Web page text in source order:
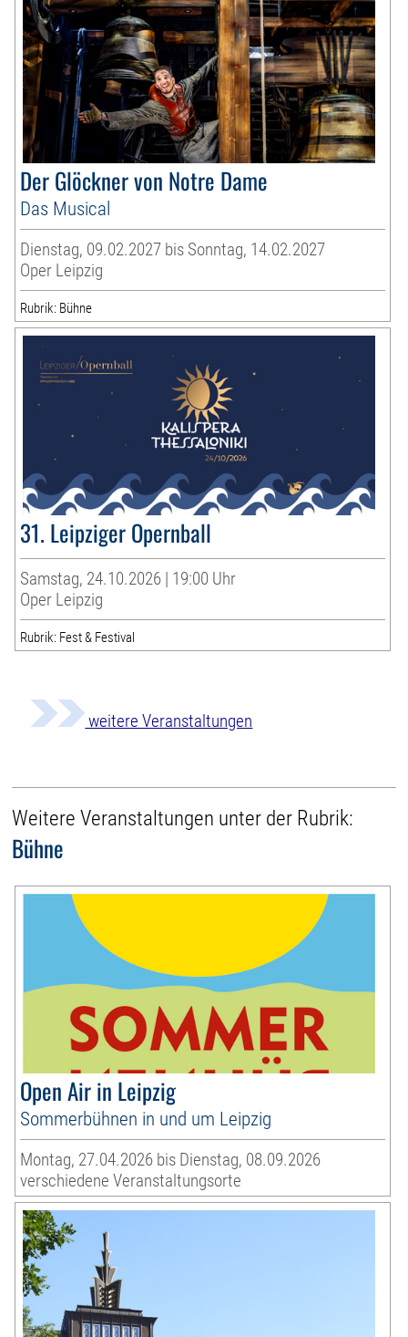
Der Glöckner von Notre Dame
Das Musical
Dienstag, 09.02.2027 bis Sonntag, 14.02.2027
Oper Leipzig
Rubrik: Bühne
31. Leipziger Opernball
Samstag, 24.10.2026 | 19:00 Uhr
Oper Leipzig
Rubrik: Fest & Festival
weitere Veranstaltungen
Weitere Veranstaltungen unter der Rubrik:
Bühne
Open Air in Leipzig
Sommerbühnen in und um Leipzig
Montag, 27.04.2026 bis Dienstag, 08.09.2026
verschiedene Veranstaltungsorte